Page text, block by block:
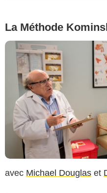
La Méthode
avec Michael Douglas et